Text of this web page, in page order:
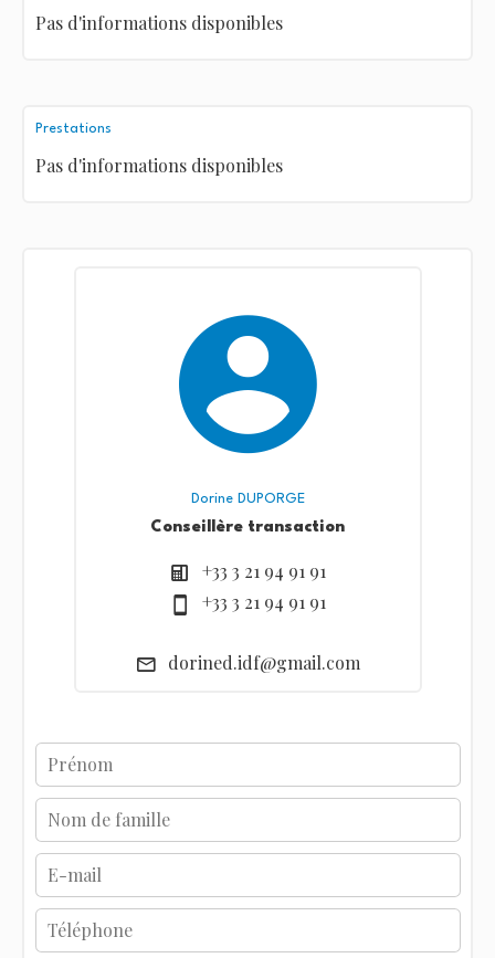
Pas d'informations disponibles
Prestations
Pas d'informations disponibles
Dorine DUPORGE
Conseillère transaction
+33 3 21 94 91 91
+33 3 21 94 91 91
dorined.idf@gmail.com